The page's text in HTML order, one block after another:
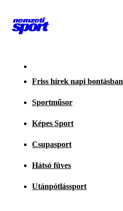
Friss hírek napi bontásban
Sportműsor
Képes Sport
Csupasport
Hátsó füves
Utánpótlássport